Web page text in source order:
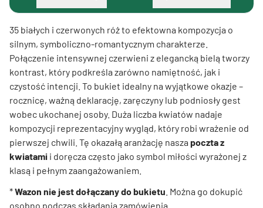
35 białych i czerwonych róż to efektowna kompozycja o
silnym, symboliczno-romantycznym charakterze.
Połączenie intensywnej czerwieni z elegancką bielą tworzy
kontrast, który podkreśla zarówno namiętność, jak i
czystość intencji. To bukiet idealny na wyjątkowe okazje –
rocznicę, ważną deklarację, zaręczyny lub podniosły gest
wobec ukochanej osoby. Duża liczba kwiatów nadaje
kompozycji reprezentacyjny wygląd, który robi wrażenie od
pierwszej chwili. Tę okazałą aranżację nasza poczta z
kwiatami i doręcza często jako symbol miłości wyrażonej z
klasą i pełnym zaangażowaniem.
*Wazon nie jest dołączany do bukietu . Można go dokupić
osobno podczas składania zamówienia.